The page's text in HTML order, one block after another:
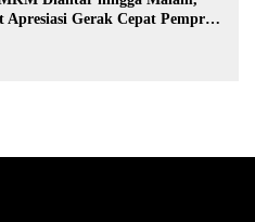
Apresiasi Gerak Cepat Pemprov